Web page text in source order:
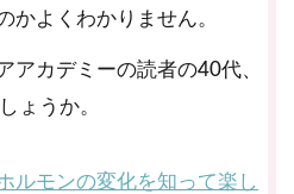
かよくわかりません。
アカデミーの読者の40代、
ょうか。
ルモンの変化を知って楽し